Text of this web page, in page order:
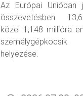
Az Európai Unióban
összevetésben
közel 1,148 millióra
helyezése.